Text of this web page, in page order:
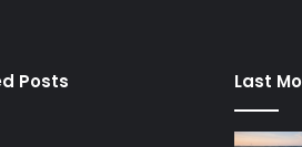
Posts Last